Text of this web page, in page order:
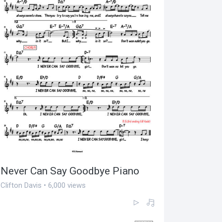
Never Can Say Goodbye Piano
Clifton Davis • 6,000 views